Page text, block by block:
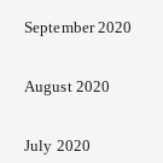
September 2020
August 2020
July 2020